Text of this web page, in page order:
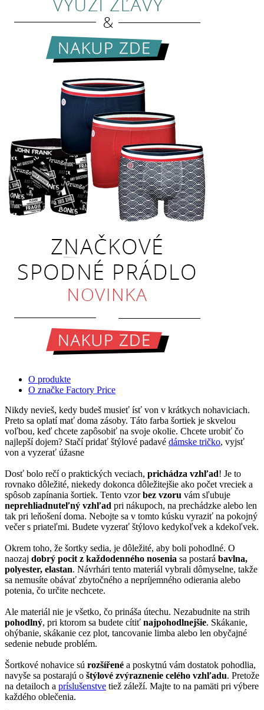
O produkte
O značke Factory Price
Nikdy nevieš, kedy budeš musieť ísť von v krátkych nohaviciach.
Preto sa oplatí mať doma zásoby. Táto farba šortiek je skvelou
voľbou, keď chcete zapôsobiť na svoje okolie. Chcete urobiť čo
najlepší dojem? Stačí pridať štýlové padavé dámske tričko, vyjsť
von a vyzerať úžasne
Dosť bolo rečí o praktických veciach, prichádza vzhľad! Je to
rovnako dôležité, niekedy dokonca dôležitejšie ako počet vreciek a
spôsob zapínania šortiek. Tento vzorbez vzoru vám sľubuje
neprehliadnuteľný vzhľad pri nákupoch, na prechádzke alebo len
tak pri leňošení doma. Nebojte sa v tomto kúsku vyraziť na pokojný
večer s priateľmi. Budete vyzerať štýlovo kedykoľvek a kdekoľvek.
Okrem toho, že šortky sedia, je dôležité, aby boli pohodlné. O
naozaj dobrý pocit z každodenného nosenia sa postará bavlna,
polyester, elastan. Návrhári tento materiál vybrali dômyselne, takže
sa nemusíte obávať zbytočného a nepríjemného odierania alebo
potenia, čo určite nechcete.
Ale materiál nie je všetko, čo prináša útechu. Nezabudnite na strih
pohodlný, pri ktorom sa budete cítiť najpohodlnejšie. Skákanie,
ohýbanie, skákanie cez plot, tancovanie limba alebo len obyčajné
sedenie nebude problém.
Šortkové nohavice sú rozšířené a poskytnú vám dostatok pohodlia,
navyše sa postarajú o štýlové zvýraznenie celého vzhľadu. Pretože
na detailoch a príslušenstve tiež záleží. Majte to na pamäti pri výbere
každého oblečenia.